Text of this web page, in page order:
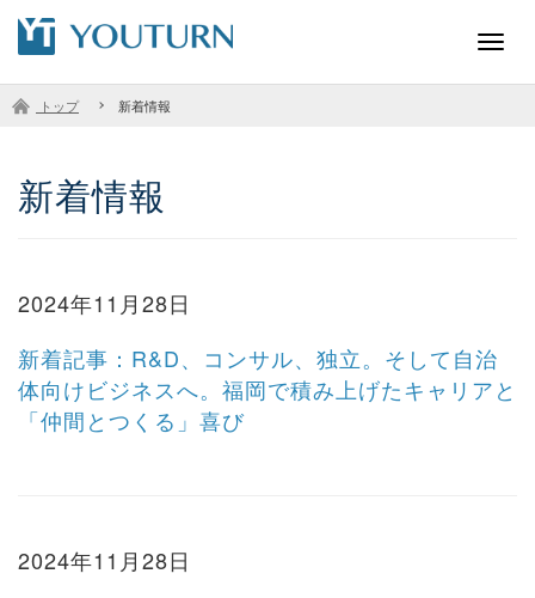
トップ 新着情報
新着情報
2024年11月28日
新着記事：R&D、コンサル、独立。そして自治
体向けビジネスへ。福岡で積み上げたキャリアと
「仲間とつくる」喜び
2024年11月28日